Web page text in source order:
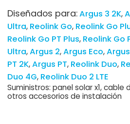
Diseñados para:Argus 3 2K
Ultra Reolink Go Reolink Go
Reolink Go PT Plus Reolink Go
Ultra Argus 2 Argus Eco
PT 2K Argus PT Reolink Duo
Duo 4G Reolink Duo 2 LTE
Suministros: panel solar x1, cable
otros accesorios de instalación